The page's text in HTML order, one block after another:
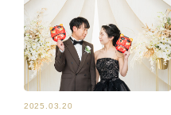
2025.03.20